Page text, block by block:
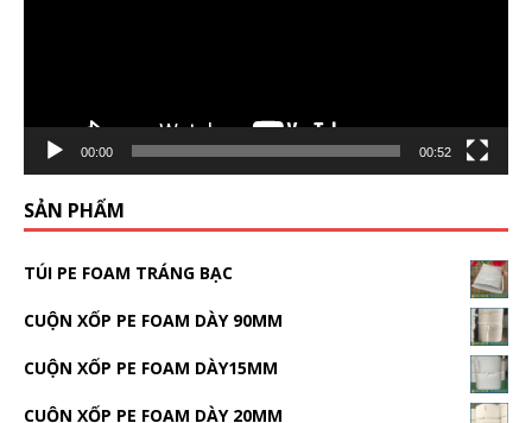
00:00 00:52
SẢN PHẨM
TÚI PE FOAM TRÁNG BẠC
CUỘN XỐP PE FOAM DÀY 90MM
CUỘN XỐP PE FOAM DÀY15MM
CUỘN XỐP PE FOAM DÀY 20MM